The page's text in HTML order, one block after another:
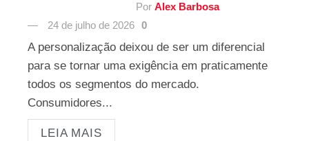
Por Alex Barbosa
24 de julho de 2026 0
A personalização deixou de ser um diferencial
para se tornar uma exigência em praticamente
todos os segmentos do mercado.
Consumidores...
LEIA MAIS